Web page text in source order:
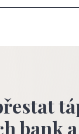
bank